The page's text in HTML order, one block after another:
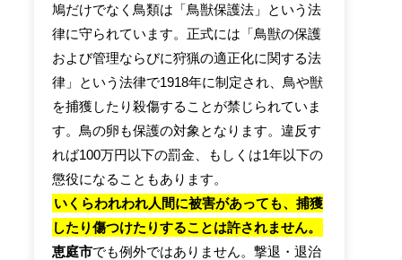
鳩だけでなく鳥類は「鳥獣保護法」という法
律に守られています。正式には「鳥獣の保護
および管理ならびに狩猟の適正化に関する法
律」という法律で1918年に制定され、鳥や獣
を捕獲したり殺傷することが禁じられていま
す。鳥の卵も保護の対象となります。違反す
れば100万円以下の罰金、もしくは1年以下の
懲役になることもあります。
いくらわれわれ人間に被害があっても、捕獲
したり傷つけたりすることは許されません。
恵庭市でも例外ではありません。撃退・退治